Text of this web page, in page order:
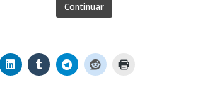
Continuar